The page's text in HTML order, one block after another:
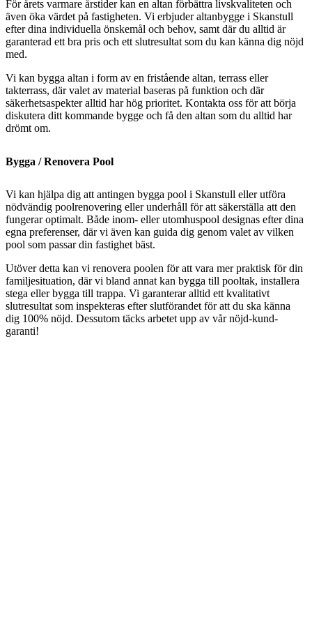
För årets varmare årstider kan en altan förbättra livskvaliteten och
även öka värdet på fastigheten. Vi erbjuder altanbygge i Skanstull
efter dina individuella önskemål och behov, samt där du alltid är
garanterad ett bra pris och ett slutresultat som du kan känna dig nöjd
med.
Vi kan bygga altan i form av en fristående altan, terrass eller
takterrass, där valet av material baseras på funktion och där
säkerhetsaspekter alltid har hög prioritet. Kontakta oss för att börja
diskutera ditt kommande bygge och få den altan som du alltid har
drömt om.
Bygga / Renovera Pool
Vi kan hjälpa dig att antingen bygga pool i Skanstull eller utföra
nödvändig poolrenovering eller underhåll för att säkerställa att den
fungerar optimalt. Både inom- eller utomhuspool designas efter dina
egna preferenser, där vi även kan guida dig genom valet av vilken
pool som passar din fastighet bäst.
Utöver detta kan vi renovera poolen för att vara mer praktisk för din
familjesituation, där vi bland annat kan bygga till pooltak, installera
stega eller bygga till trappa. Vi garanterar alltid ett kvalitativt
slutresultat som inspekteras efter slutförandet för att du ska känna
dig 100% nöjd. Dessutom täcks arbetet upp av vår nöjd-kund-
garanti!